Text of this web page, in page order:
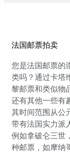
法国邮票拍卖
您是法国邮票的
类吗？通过卡塔
黎邮票和类似物
还有其他一些有
其时间范围从公
带有法国实力派
例如拿破仑三世
种邮票，如摩纳